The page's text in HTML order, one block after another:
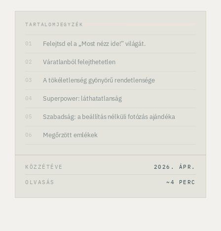
TARTALOMJEGYZÉK
01 Felejtsd el a „Most nézz ide!” világát.
02 Váratlanból felejthetetlen
03 A tökéletlenség gyönyörű rendetlensége
04 Superpower: láthatatlanság
05 Szabadság: a beállítás nélküli fotózás ajándéka
06 Megőrzött emlékek
KÖZZÉTÉVE 2026. ÁPR.
OLVASÁS ~4 PERC